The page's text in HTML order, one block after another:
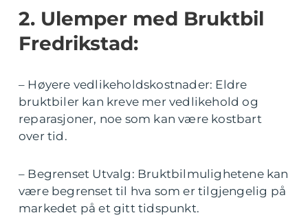
2. Ulemper med Bruktbil
Fredrikstad:
– Høyere vedlikeholdskostnader: Eldre
bruktbiler kan kreve mer vedlikehold og
reparasjoner, noe som kan være kostbart
over tid.
– Begrenset Utvalg: Bruktbilmulighetene kan
være begrenset til hva som er tilgjengelig på
markedet på et gitt tidspunkt.